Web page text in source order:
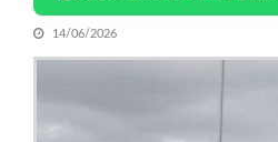
14/06/2026